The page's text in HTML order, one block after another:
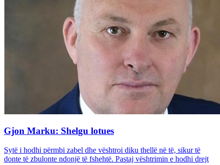
Gjon Marku: Shelgu lotues
Sytë i hodhi përmbi zabel dhe vështroi diku thellë në të, sikur të
donte të zbulonte ndonjë të fshehtë. Pastaj vështrimin e hodhi drejt